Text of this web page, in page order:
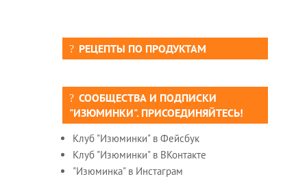
РЕЦЕПТЫ ПО ПРОДУКТАМ
СООБЩЕСТВА И ПОДПИСКИ
"ИЗЮМИНКИ". ПРИСОЕДИНЯЙТЕСЬ!
Клуб "Изюминки" в Фейсбук
Клуб "Изюминки" в ВКонтакте
"Изюминка" в Инстаграм